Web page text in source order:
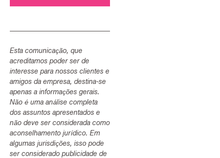
Esta comunicação, que
acreditamos poder ser de
interesse para nossos clientes e
amigos da empresa, destina-se
apenas a informações gerais.
Não é uma análise completa
dos assuntos apresentados e
não deve ser considerada como
aconselhamento jurídico. Em
algumas jurisdições, isso pode
ser considerado publicidade de